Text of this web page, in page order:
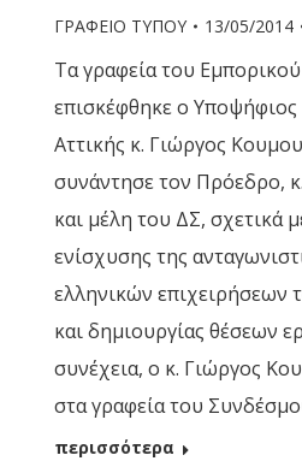
ΓΡΑΦΕΙΟ ΤΥΠΟΥ 13/05/2014
Τα γραφεία του
επισκέφθηκε ο
Αττικής κ. Γιώργος
συνάντησε τον Πρόεδρο,
και μέλη του ΔΣ, σχετικά
ενίσχυσης της
ελληνικών επιχειρήσεων
και δημιουργίας θέσεων
συνέχεια, ο κ. Γιώργος
στα γραφεία του
περισσότερα